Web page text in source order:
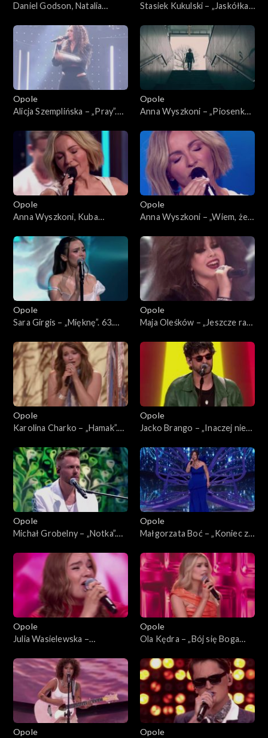
Daniel Godson, Natalia
KFPP: Koncert „Debiuty”
Stasiek Kukulski – „Jaskółka”.
Opole
Alicja Szemplińska – „Pray”.
Opole
Anna Wyszkoni – „Piosenka
63. KFPP: Koncert „Debiuty”
Opole
Anna Wyszkoni, Kuba
63. KFPP: Koncert „Debiuty”
Opole
Anna Wyszkoni – „Wiem, że
Koncert „Debiuty”
Opole
Sara Girgis – „Mięknę”. 63.
Opole
Maja Oleśków – „Jeszcze raz”.
Opole
Karolina Charko – „Hamak”.
Opole
Jacko Brango – „Inaczej nie
„Debiuty”
Opole
Michał Grobelny – „Notka”.
Opole
Małgorzata Boć – „Koniec z
„Debiuty”
Opole
Julia Wasielewska –
63. KFPP: Koncert „Debiuty”
Opole
Ola Kędra – „Bój się Boga
Koncert „Debiuty”
Opole
Opole